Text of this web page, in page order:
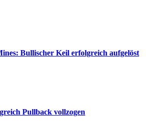
Bullischer Keil erfolgreich aufgelöst
Pullback vollzogen